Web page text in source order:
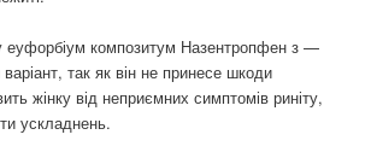
еуфорбіум композитум Назентропфен з —
так як він не принесе шкоди
жінку від неприємних симптомів риніту,
ускладнень.